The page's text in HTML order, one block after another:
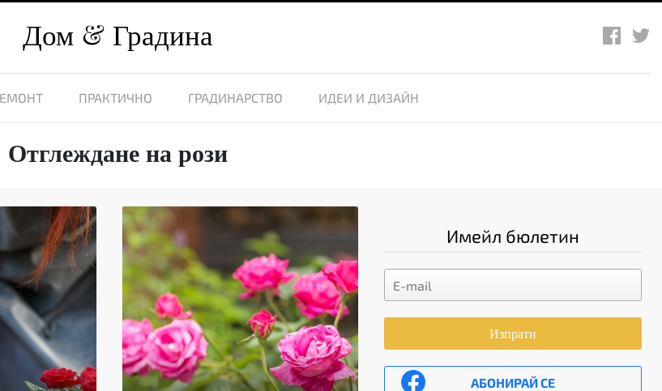
Дом Градина
ПРАКТИЧНО ГРАДИНАРСТВО ИДЕИ И ДИЗАЙН
Отглеждане на рози
Имейл бюлетин
Изпрати
АБОНИРАЙ СЕ